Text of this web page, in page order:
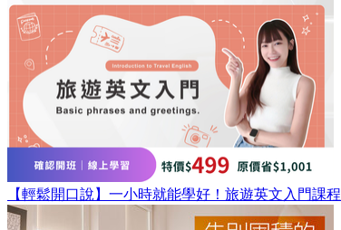
【輕鬆開口說】一小時就能學好！旅遊英文入門課程